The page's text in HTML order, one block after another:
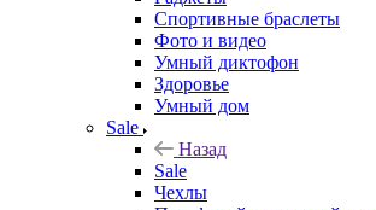
Спортивные браслеты
Фото и видео
Умный диктофон
Здоровье
Умный дом
Sale
Назад
Sale
Чехлы